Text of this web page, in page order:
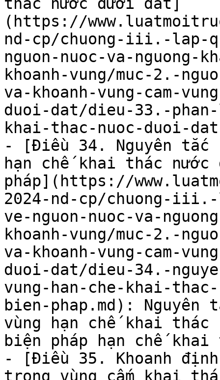
(https://
nd-cp/chuong-iii.-lap-
nguon-nuoc-va-
khoanh-vung/muc-2.-
va-khoanh-vung-cam-
duoi-dat/dieu-33.-phan-
khai-thac-nuoc-duoi-
- [Điều 34. Nguyên tắc
hạn chế khai thác
pháp](https://
2024-nd-cp/chuong-
ve-nguon-nuoc-va-
khoanh-vung/muc-2.-
va-khoanh-vung-cam-
duoi-dat/dieu-34.-
vung-han-che-khai-
bien-phap.md): Nguyên
vùng hạn chế khai thác
biện pháp hạn chế
- [Điều 35. Khoanh
trong vùng cấm khai